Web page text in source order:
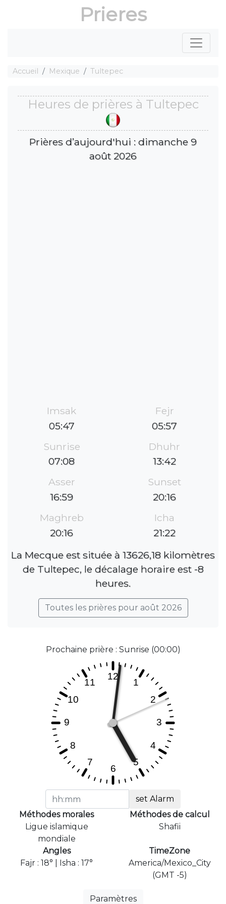
Prieres
Accueil Mexique Tultepec
Heures de prières à Tultepec
Prières d’aujourd'hui : dimanche 9
août 2026
Imsak
05:47
Fejr
05:57
Sunrise
07:08
Dhuhr
13:42
Asser
16:59
Sunset
20:16
Maghreb
20:16
Icha
21:22
La Mecque est située à 13626,18 kilomètres
de Tultepec, le décalage horaire est -8
heures.
Toutes les prières pour août 2026
Prochaine prière : Sunrise (00:00)
set Alarm
Méthodes morales
Ligue islamique
mondiale
Méthodes de calcul
Shafii
Angles
Fajr : 18° | Isha : 17°
TimeZone
America/Mexico_City
(GMT -5)
Paramètres